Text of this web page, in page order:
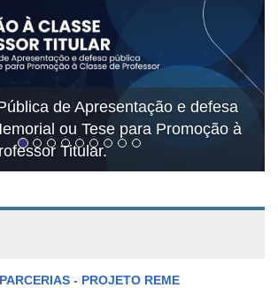
de Apresentação e defesa
ou Tese para Promoção à
Titular.
- PROJETO REME